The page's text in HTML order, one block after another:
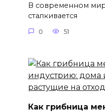
В современном
сталкивается
0 51
Как грибница